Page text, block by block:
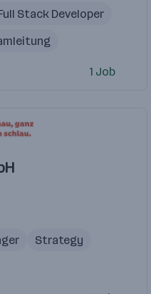
Stack Developer
1 Job
Strategy